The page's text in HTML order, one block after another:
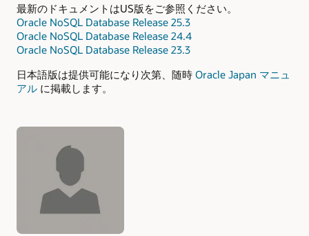
最新のドキュメントはUS版をご参照ください。
Oracle NoSQL Database Release 25.3
Oracle NoSQL Database Release 24.4
Oracle NoSQL Database Release 23.3
日本語版は提供可能になり次第、随時 Oracle Japan マニュ
アル に掲載します。
Authors